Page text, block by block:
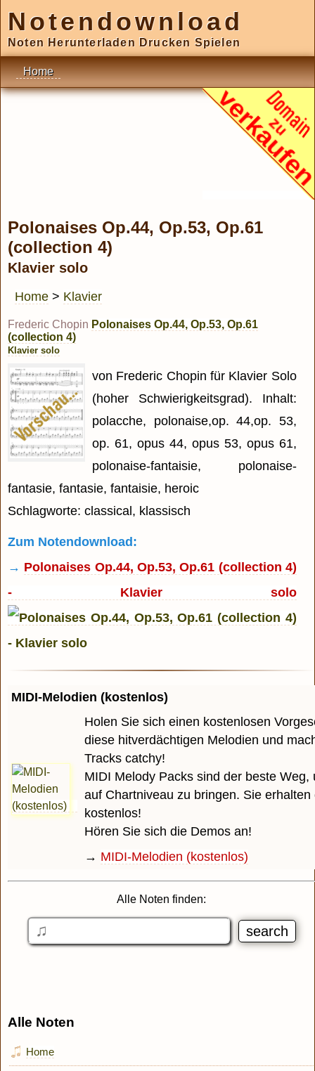
Notendownload
Noten Herunterladen Drucken Spielen
Home
Polonaises Op.44, Op.53, Op.61
(collection 4)
Klavier solo
Home > Klavier
Frederic Chopin Polonaises Op.44, Op.53, Op.61
(collection 4)
Klavier solo
von Frederic Chopin für Klavier Solo
(hoher Schwierigkeitsgrad). Inhalt:
polacche, polonaise,op. 44,op. 53,
op. 61, opus 44, opus 53, opus 61,
polonaise-fantaisie, polonaise-
fantasie, fantasie, fantaisie, heroic
Schlagworte: classical, klassisch
Zum Notendownload:
→ Polonaises Op.44, Op.53, Op.61 (collection 4)
- Klavier solo
MIDI-Melodien (kostenlos)
Holen Sie sich einen kostenlosen
diese hitverdächtigen Melodien und
Tracks catchy!
MIDI Melody Packs sind der beste Weg,
auf Chartniveau zu bringen. Sie erhalten
kostenlos!
Hören Sie sich die Demos an!
→ MIDI-Melodien (kostenlos)
Alle Noten finden:
Alle Noten
Home